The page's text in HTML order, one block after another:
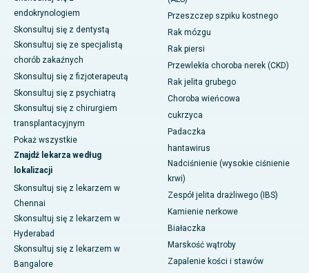
endokrynologiem
Skonsultuj się z dentystą
Skonsultuj się ze specjalistą
chorób zakaźnych
Skonsultuj się z fizjoterapeutą
Skonsultuj się z psychiatrą
Skonsultuj się z chirurgiem
transplantacyjnym
Pokaż wszystkie
Znajdź lekarza według
lokalizacji
Skonsultuj się z lekarzem w
Chennai
Skonsultuj się z lekarzem w
Hyderabad
Skonsultuj się z lekarzem w
Bangalore
Przeszczep szpiku kostnego
Rak mózgu
Rak piersi
Przewlekła choroba nerek (CKD)
Rak jelita grubego
Choroba wieńcowa
cukrzyca
Padaczka
hantawirus
Nadciśnienie (wysokie ciśnienie
krwi)
Zespół jelita drażliwego (IBS)
Kamienie nerkowe
Białaczka
Marskość wątroby
Zapalenie kości i stawów